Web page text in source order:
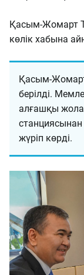
Қасым-Жомарт
көлік хабына
Қасым-
берілді.
алғашқы
жүріп көрді.